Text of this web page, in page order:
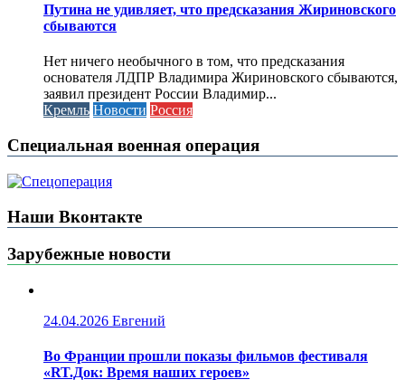
Путина не удивляет, что предсказания Жириновского
сбываются
Нет ничего необычного в том, что предсказания
основателя ЛДПР Владимира Жириновского сбываются,
заявил президент России Владимир...
Кремль Новости Россия
Специальная военная операция
Наши Вконтакте
Зарубежные новости
24.04.2026 Евгений
Во Франции прошли показы фильмов фестиваля
«RT.Док: Время наших героев»